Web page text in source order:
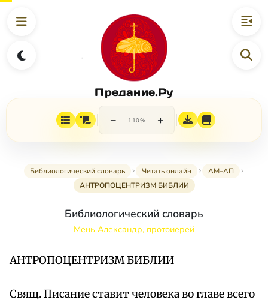
Предание.Ру
− 110% +
Библиологический словарь Читать онлайн
АМ–АП
АНТРОПОЦЕНТРИЗМ БИБЛИИ
Библиологический словарь
Мень Александр, протоиерей
АНТРОПОЦЕНТРИЗМ БИБЛИИ
Свящ. Писание ставит человека во главе всего